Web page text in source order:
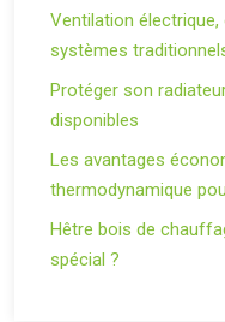
Ventilation
systèmes
Protéger son
disponibles
Les avantages
thermodynamique
Hêtre bois de
spécial ?